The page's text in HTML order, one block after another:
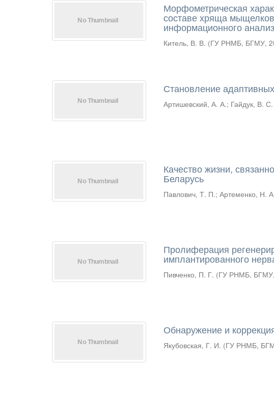
Морфометрическая
составе хряща
информационного
Китель, В. В. (ГУ РНМБ, БГМУ,
Становление
Артишевский, А. А.; Гайдук, В. С.
Качество жизни,
Беларусь
Павлович, Т. П.;Артеменко, Н.
Пролиферация
имплантированного
Пивченко, П. Г. (ГУ РНМБ, БГМУ
Обнаружение и
Якубовская, Г. И. (ГУ РНМБ,